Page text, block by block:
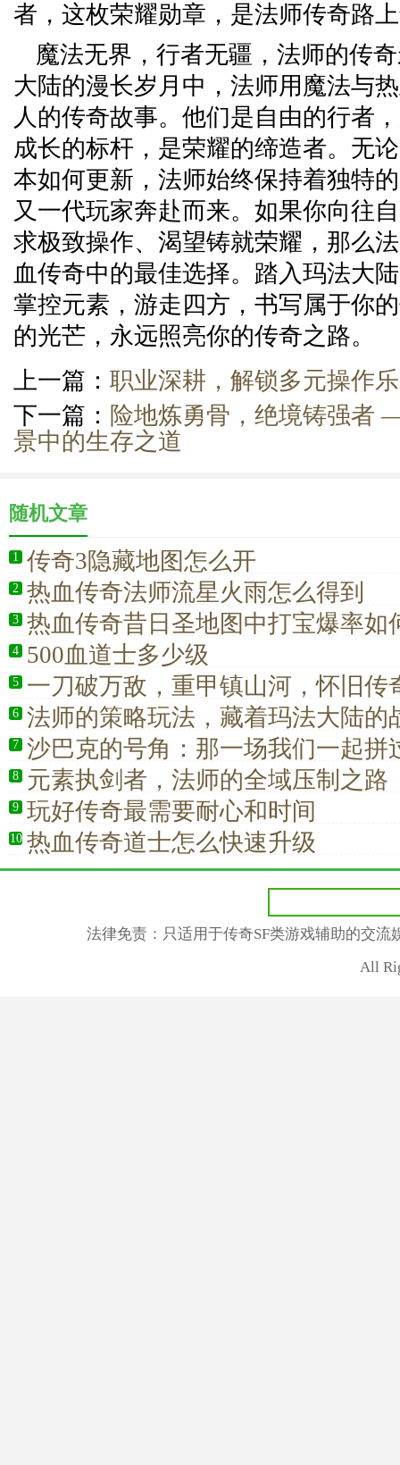
者，这枚荣耀勋章，是法师传奇路
魔法无界，行者无疆，法师的传
大陆的漫长岁月中，法师用魔法与
人的传奇故事。他们是自由的行者
成长的标杆，是荣耀的缔造者。无
本如何更新，法师始终保持着独特
又一代玩家奔赴而来。如果你向往
求极致操作、渴望铸就荣耀，那么
血传奇中的最佳选择。踏入玛法大
掌控元素，游走四方，书写属于你
的光芒，永远照亮你的传奇之路。
上一篇： 职业深耕，解锁多元操作
下一篇： 险地炼勇骨，绝境铸强者
景中的生存之道
随机文章
1 传奇3隐藏地图怎么开
2 热血传奇法师流星火雨怎么得到
3 热血传奇昔日圣地图中打宝爆率如
4 500血道士多少级
5
一刀破万敌，重甲镇山河，怀旧传
回当年热血巅峰
6 法师的策略玩法，藏着玛法大陆的
7 沙巴克的号角：那一场我们一起拼
8 元素执剑者，法师的全域压制之路
9 玩好传奇最需要耐心和时间
10 热血传奇道士怎么快速升级
法律免责：只适用于传奇SF类游戏辅助的交
All